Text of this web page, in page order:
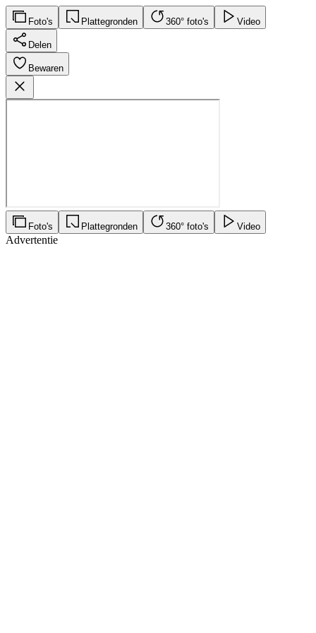
Foto's Plattegronden 360° foto's Video
Delen
Bewaren
Foto's Plattegronden 360° foto's Video
Advertentie